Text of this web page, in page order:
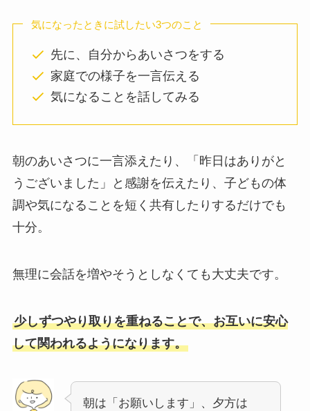
気になったときに試したい3つのこと
先に、自分からあいさつをする
家庭での様子を一言伝える
気になることを話してみる
朝のあいさつに一言添えたり、「昨日はありがと
うございました」と感謝を伝えたり、子どもの体
調や気になることを短く共有したりするだけでも
十分。
無理に会話を増やそうとしなくても大丈夫です。
少しずつやり取りを重ねることで、お互いに安心
して関われるようになります。
朝は「お願いします」、夕方は